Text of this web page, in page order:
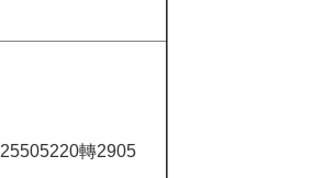
25505220轉2905